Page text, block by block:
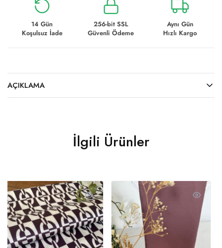
14 Gün
Koşulsuz İade
256-bit SSL
Güvenli Ödeme
Aynı Gün
Hızlı Kargo
AÇIKLAMA
İlgili Ürünler